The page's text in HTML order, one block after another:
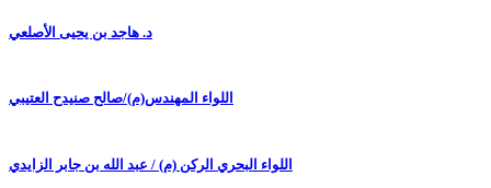
د. هاجد بن يحيى الأصلعي
اللواء المهندس(م)/صالح صنيدح العتيبي
اللواء البحري الركن (م) / عبد الله بن جابر الزايدي